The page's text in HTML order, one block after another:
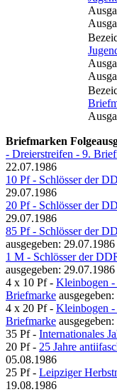
Briefmarken
- Dreierstreifen - 9.
22.07.1986
10 Pf - Schlösser der
29.07.1986
20 Pf - Schlösser der
29.07.1986
85 Pf - Schlösser der
ausgegeben: 29.07.1986
1 M - Schlösser der
ausgegeben: 29.07.1986
4 x 10 Pf - Kleinbogen -
Briefmarke
4 x 20 Pf - Kleinbogen -
Briefmarke
35 Pf - Internationales
20 Pf - 25 Jahre
05.08.1986
25 Pf - Leipziger
19.08.1986